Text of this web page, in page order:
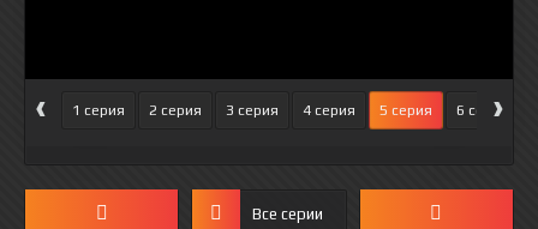
‹ 1 серия 2 серия 3 серия 4 серия 5 серия 6 серия
›
Все серии